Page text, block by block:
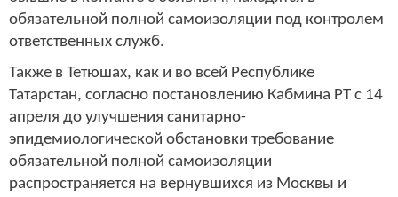
обязательной полной самоизоляции под контролем
ответственных служб.
Также в Тетюшах, как и во всей Республике
Татарстан, согласно постановлению Кабмина РТ с 14
апреля до улучшения санитарно-
эпидемиологической обстановки требование
обязательной полной самоизоляции
распространяется на вернувшихся из Москвы и